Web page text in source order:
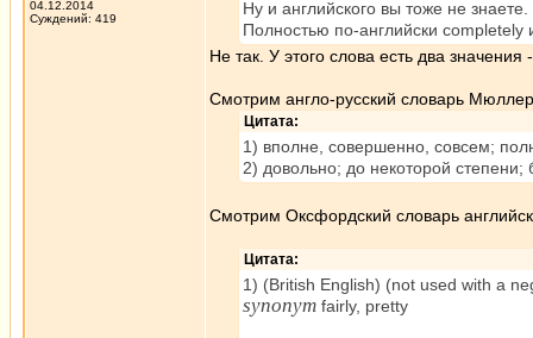
04.12.2014
Суждений: 419
Ну и английского вы тоже не
Полностью по-английски completely
Не так. У этого слова есть два
Смотрим англо-русский словарь
Цитата:
1) вполне, совершенно, совсем;
2) довольно; до некоторой
Смотрим Оксфордский словарь
Цитата:
1) (British English) (not used with a
synonym fairly, pretty